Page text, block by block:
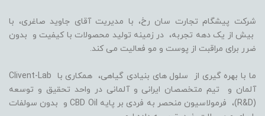
شرکت پیشگام تجارت سان رخ، با مدیریت آقای جاوید صاغری، با
بیش از یک دهه تجربه، در زمینه تولید محصولات با کیفیت و بدون
ضرر برای مراقبت از پوست و مو فعالیت می کند.
ما با بهره گیری از سلول های بنیادی گیاهی، همکاری با Clivent-Lab
آلمان و تیم متخصصان ایرانی و آلمانی در واحد تحقیق و توسعه
(R&D)، فرمولاسیون منحصر به فردی بر پایه CBD Oil و بدون سولفات